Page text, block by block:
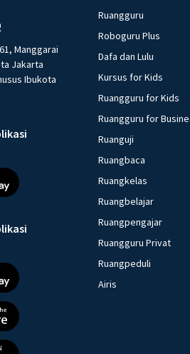
Manggarai
Jakarta
Ibukota
Ruangguru
Roboguru Plus
Dafa dan Lulu
Kursus for Kids
Ruangguru for Kids
Ruangguru for
Ruanguji
Ruangbaca
Ruangkelas
Ruangbelajar
Ruangpengajar
Ruangguru Privat
Ruangpeduli
Airis